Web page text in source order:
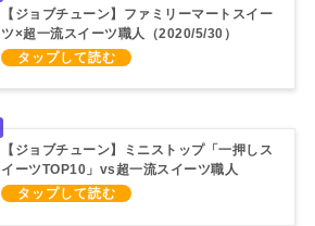
【ジョブチューン】ファミリーマートスイー
ツ×超一流スイーツ職人（2020/5/30）
【ジョブチューン】ミニストップ「一押しス
イーツTOP10」vs超一流スイーツ職人
（2020/8/8）